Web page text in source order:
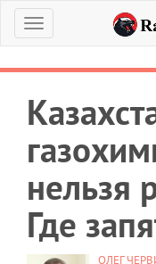
Меню
нельзя
Где
ОЛЕГ